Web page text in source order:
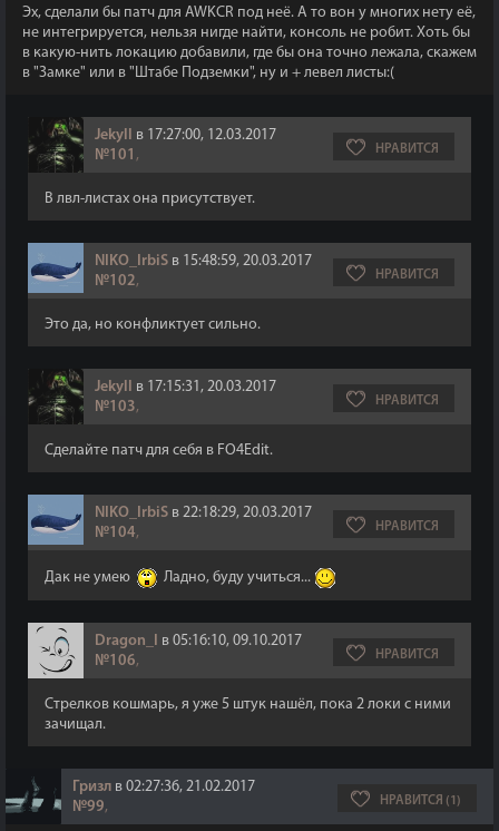
Эх, сделали бы патч для AWKCR под неё. А то вон у многих нету её,
не интегрируется, нельзя нигде найти, консоль не робит. Хоть бы
в какую-нить локацию добавили, где бы она точно лежала, скажем
в "Замке" или в "Штабе Подземки", ну и + левел листы:(
Jekyll в 17:27:00, 12.03.2017
№101 , НРАВИТСЯ
В лвл-листах она присутствует.
NIKO_IrbiS в 15:48:59, 20.03.2017
№102, НРАВИТСЯ
Это да, но конфликтует сильно.
Jekyll в 17:15:31, 20.03.2017
№103, НРАВИТСЯ
Сделайте патч для себя в FO4Edit.
NIKO_IrbiS в 22:18:29, 20.03.2017
№104, НРАВИТСЯ
Дак не умею Ладно, буду учиться...
Dragon_I в 05:16:10, 09.10.2017
№106, НРАВИТСЯ
Стрелков кошмарь, я уже 5 штук нашёл, пока 2 локи с ними
зачищал.
Гризл в 02:27:36, 21.02.2017
№99, НРАВИТСЯ (1)